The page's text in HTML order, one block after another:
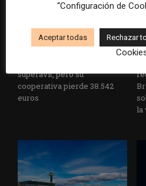
superávit, pero su
cooperativa pierde 38.542
euros
la
“Configuración de
Aceptar todas Rechazar